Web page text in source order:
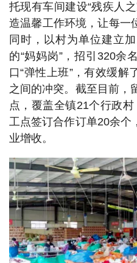
托现有车间建设“残疾人
造温馨工作环境，让每一
同时，以村为单位建立
的“妈妈岗”，招引320余
口“弹性上班”，有效缓
之间的冲突。截至目前，
点，覆盖全镇21个行政
工点签订合作订单20余个
业增收。